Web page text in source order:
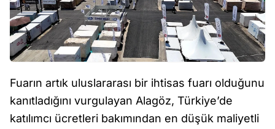
Fuarın artık uluslararası bir ihtisas fuarı olduğunu
kanıtladığını vurgulayan Alagöz, Türkiye’de
katılımcı ücretleri bakımından en düşük maliyetli